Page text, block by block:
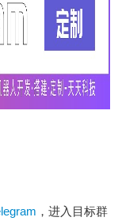
，进入目标群